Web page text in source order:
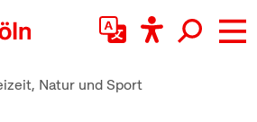
Natur und Sport